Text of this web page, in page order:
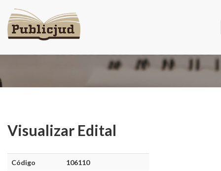
Visualizar Edital
Visualizar Edital
Código 106110